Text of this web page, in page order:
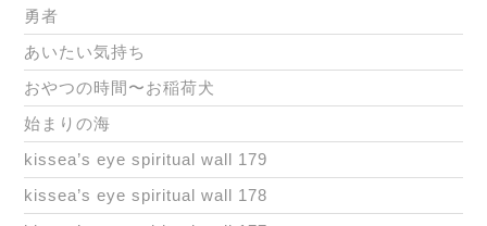
勇者
あいたい気持ち
おやつの時間〜お稲荷犬
始まりの海
kissea’s eye spiritual wall 179
kissea’s eye spiritual wall 178